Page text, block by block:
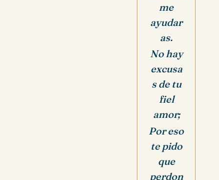
me
ayudar
as.
No hay
excusa
s de tu
fiel
amor;
Por eso
te pido
que
perdon